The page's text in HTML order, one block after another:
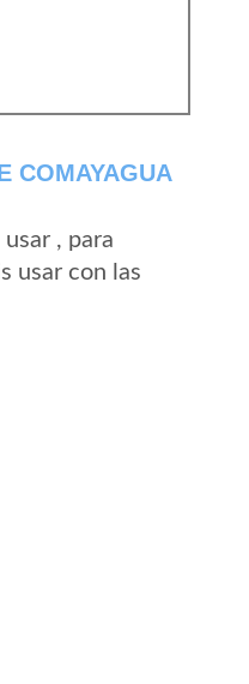
COMAYAGUA
, para
usar con las